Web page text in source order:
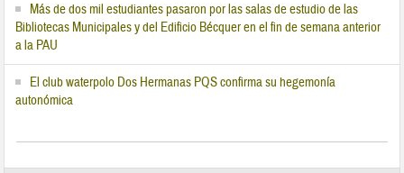
Más de dos mil estudiantes pasaron por las salas de estudio de las
Bibliotecas Municipales y del Edificio Bécquer en el fin de semana anterior
a la PAU
El club waterpolo Dos Hermanas PQS confirma su hegemonía
autonómica